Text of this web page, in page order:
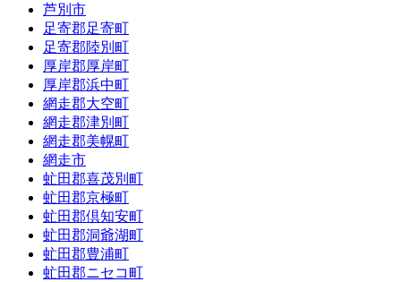
芦別市
足寄郡足寄町
足寄郡陸別町
厚岸郡厚岸町
厚岸郡浜中町
網走郡大空町
網走郡津別町
網走郡美幌町
網走市
虻田郡喜茂別町
虻田郡京極町
虻田郡倶知安町
虻田郡洞爺湖町
虻田郡豊浦町
虻田郡ニセコ町